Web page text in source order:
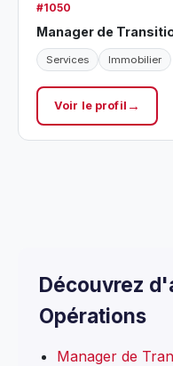
#1050
Manager de
Services Immobilier
Voir le profil
Découvrez
Opérations
Manager de